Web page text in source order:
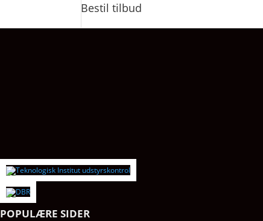
Bestil tilbud
POPULÆRE SIDER